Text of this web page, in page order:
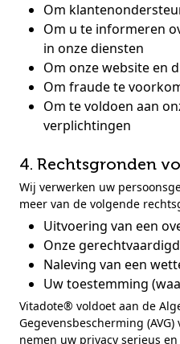
Om
Om u te informeren
in onze diensten
Om onze website en
Om fraude te
Om te voldoen aan
verplichtingen
4. Rechtsgronden
Wij verwerken uw
meer van de volgende
Uitvoering van een
Onze
Naleving van een
Uw toestemming
Vitadote® voldoet aan de
Gegevensbescherming
nemen uw privacy serieus